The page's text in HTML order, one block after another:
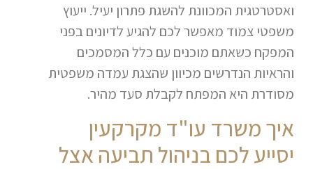
ואסטרטגית המכוונת להשגת פתרון יעיל. ייעוץ
משפטי צמוד מאפשר לכם להגיע לדיונים בפני
המפקח כשאתם מוכנים עם כלל המסמכים
והראיות הנדרשים מכיוון שהצגת עמדה משפטית
מסודרת היא המפתח לקבלת סעד מהיר.
איך משרד עו"ד מקרקעין
יסייע לכם בניהול תביעה אצל